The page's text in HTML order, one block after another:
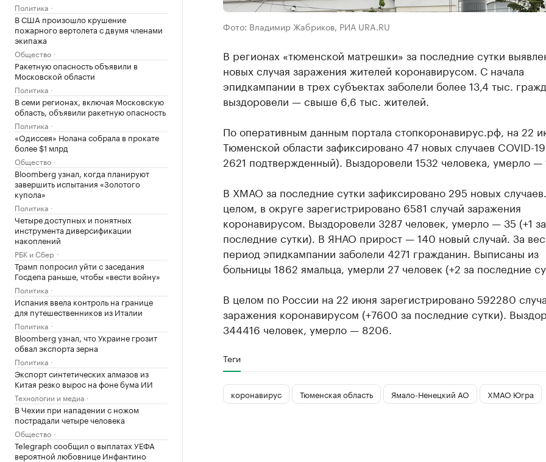
Политика
В США произошло крушение
пожарного вертолета с двумя членами
экипажа
Общество
Ракетную опасность объявили в
Московской области
Политика
В семи регионах, включая Московскую
область, объявили ракетную опасность
Политика
«Одиссея» Нолана собрала в прокате
более $1 млрд
Общество
Bloomberg узнал, когда планируют
завершить испытания «Золотого
купола»
Политика
Четыре доступных и понятных
инструмента диверсификации
накоплений
РБК и Сбер
Трамп попросил уйти с заседания
Госдепа раньше, чтобы «вести войну»
Политика
Испания ввела контроль на границе
для путешественников из Италии
Политика
Bloomberg узнал, что Украине грозит
обвал экспорта зерна
Политика
Экспорт синтетических алмазов из
Китая резко вырос на фоне бума ИИ
Технологии и медиа
В Чехии при нападении с ножом
пострадали четыре человека
Общество
Telegraph сообщил о выплатах УЕФА
вероятной любовнице Инфантино
Фото: Владимир Жабриков, РИА URA.RU
В регионах «тюменской матрешки» за последние сутки
новых случая заражения жителей коронавирусом. С начала
эпидкампании в трех субъектах заболели более 13,4 тыс.
выздоровели — свыше 6,6 тыс. жителей.
По оперативным данным портала стопкоронавирус.рф, на 22
Тюменской области зафиксировано 47 новых случаев COVID-
2621 подтвержденный). Выздоровели 1532 человека, умерло —
В ХМАО за последние сутки зафиксировано 295 новых
целом, в округе зарегистрировано 6581 случай заражения
коронавирусом. Выздоровели 3287 человек, умерло — 35 (+1 за
последние сутки). В ЯНАО прирост — 140 новый случай. За
период эпидкампании заболели 4271 гражданин. Выписаны из
больницы 1862 ямальца, умерли 27 человек (+2 за последние
В целом по России на 22 июня зарегистрировано 592280
заражения коронавирусом (+7600 за последние сутки).
344416 человек, умерло — 8206.
Теги
коронавирус Тюменская область Ямало-Ненецкий АО ХМАО Югра